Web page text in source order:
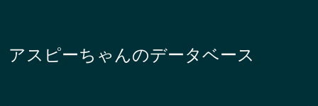
アスピーちゃんのデータベース